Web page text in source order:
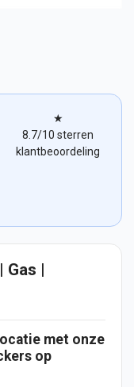
★
8.7/10 sterren
klantbeoordeling
|
met onze
op